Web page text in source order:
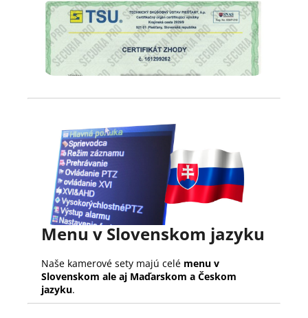
Menu v Slovenskom jazyku
Naše kamerové sety majú celé menu v
Slovenskom ale aj Maďarskom a Českom
jazyku.